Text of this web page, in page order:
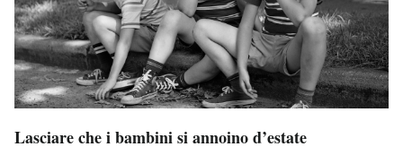
Lasciare che i bambini si annoino d’estate